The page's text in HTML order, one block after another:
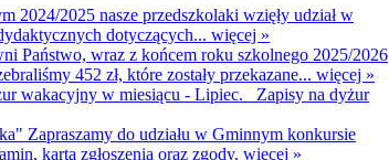
2024/2025 nasze przedszkolaki wzięły udział w
dotyczących... więcej »
Państwo, wraz z końcem roku szkolnego 2025/2026
452 zł, które zostały przekazane... więcej »
wakacyjny w miesiącu - Lipiec. Zapisy na dyżur
Zapraszamy do udziału w Gminnym konkursie
karta zgłoszenia oraz zgody. więcej »